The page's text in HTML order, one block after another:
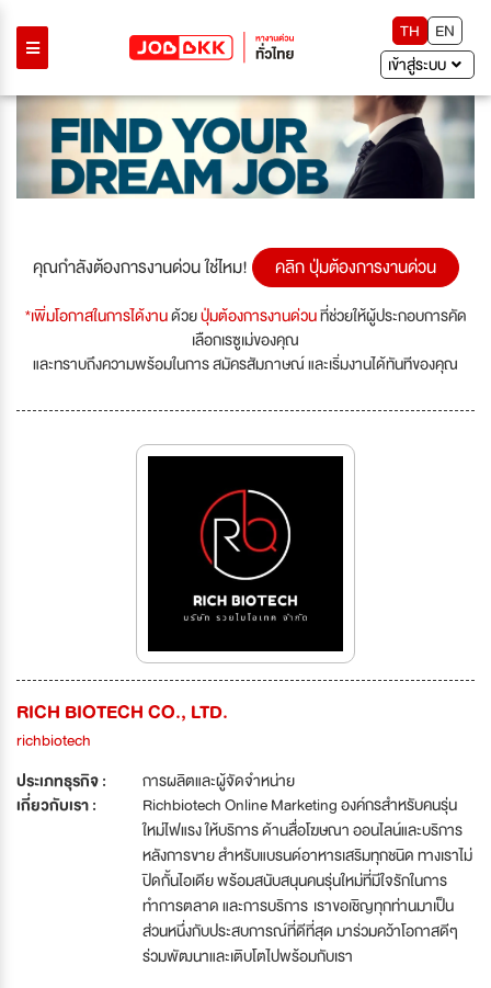
TH
EN
เข้าสู่ระบบ
คุณกำลังต้องการงานด่วน ใช่ไหม! คลิก ปุ่มต้องการงานด่วน
*เพิ่มโอกาสในการได้งานด้วยปุ่มต้องการงานด่วนที่ช่วยให้ผู้ประกอบการคัด
เลือกเรซูเม่ของคุณ
และทราบถึงความพร้อมในการ สมัครสัมภาษณ์ และเริ่มงานได้ทันทีของคุณ
RICH BIOTECH CO., LTD.
richbiotech
ประเภทธุรกิจ :
การผลิตและผู้จัดจำหน่าย
เกี่ยวกับเรา :
Richbiotech Online Marketing องค์กรสำหรับคนรุ่น
ใหม่ไฟแรง ให้บริการ ด้านสื่อโฆษณา ออนไลน์และบริการ
หลังการขาย สำหรับแบรนด์อาหารเสริมทุกชนิด ทางเราไม่
ปิดกั้นไอเดีย พร้อมสนับสนุนคนรุ่นใหม่ที่มีใจรักในการ
ทำการตลาด และการบริการ เราขอเชิญทุกท่านมาเป็น
ส่วนหนึ่งกับประสบการณ์ที่ดีที่สุด มาร่วมคว้าโอกาสดีๆ
ร่วมพัฒนาและเติบโตไปพร้อมกับเรา